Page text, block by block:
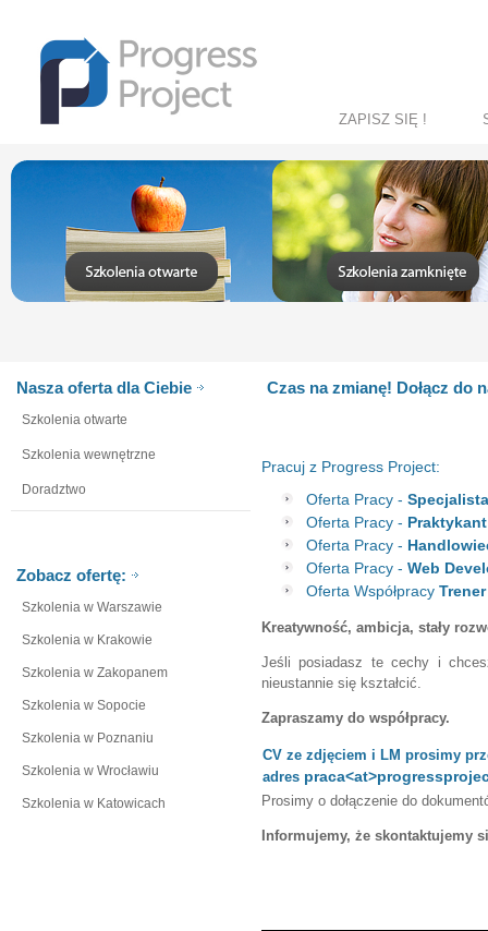
ZAPISZ SIĘ !
Nasza oferta dla Ciebie
Szkolenia otwarte
Szkolenia wewnętrzne
Doradztwo
Zobacz ofertę:
Szkolenia w Warszawie
Szkolenia w Krakowie
Szkolenia w Zakopanem
Szkolenia w Sopocie
Szkolenia w Poznaniu
Szkolenia w Wrocławiu
Szkolenia w Katowicach
Czas na zmianę! Dołącz do
Pracuj z Progress Project:
Oferta Pracy -
Oferta Pracy -
Oferta Pracy -
Oferta Pracy - Web
Oferta Współpracy
Kreatywność, ambicja, stały
Jeśli posiadasz te cechy i
nieustannie się kształcić.
Zapraszamy do współpracy.
CV ze zdjęciem i LMprosimy
adres
Prosimy o dołączenie do
Informujemy, że skontaktujemy